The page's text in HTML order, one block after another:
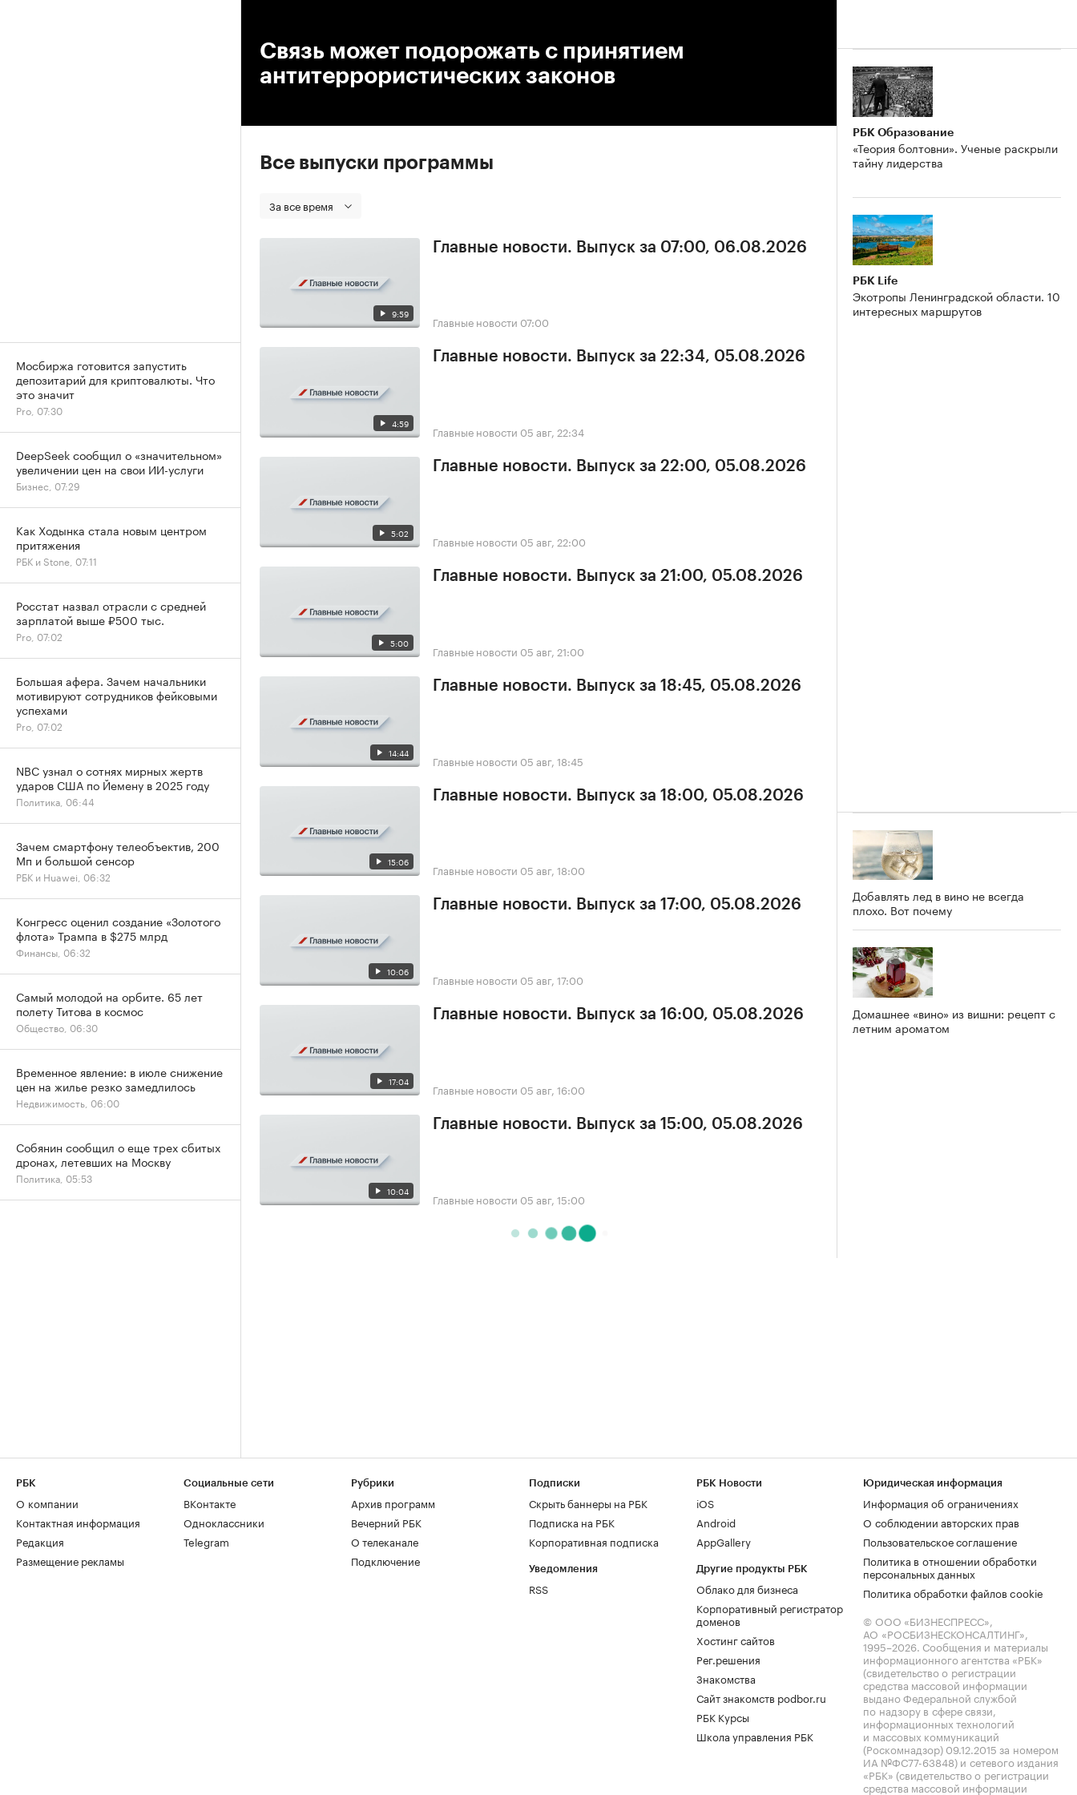
Связь может подорожать с принятием
антитеррористических законов
Все выпуски программы
За все время
9:59
Главные новости. Выпуск за 07:00, 06.08.2026
Главные новости 07:00
4:59
Главные новости. Выпуск за 22:34, 05.08.2026
Главные новости 05 авг, 22:34
5:02
Главные новости. Выпуск за 22:00, 05.08.2026
Главные новости 05 авг, 22:00
5:00
Главные новости. Выпуск за 21:00, 05.08.2026
Главные новости 05 авг, 21:00
14:44
Главные новости. Выпуск за 18:45, 05.08.2026
Главные новости 05 авг, 18:45
15:06
Главные новости. Выпуск за 18:00, 05.08.2026
Главные новости 05 авг, 18:00
10:06
Главные новости. Выпуск за 17:00, 05.08.2026
Главные новости 05 авг, 17:00
17:04
Главные новости. Выпуск за 16:00, 05.08.2026
Главные новости 05 авг, 16:00
10:04
Главные новости. Выпуск за 15:00, 05.08.2026
Главные новости 05 авг, 15:00
РБК Образование
«Теория болтовни». Ученые раскрыли
тайну лидерства
РБК Life
Экотропы Ленинградской области. 10
интересных маршрутов
Добавлять лед в вино не всегда
плохо. Вот почему
Домашнее «вино» из вишни: рецепт с
летним ароматом
Мосбиржа готовится запустить
депозитарий для криптовалюты. Что
это значит
Pro, 07:30
DeepSeek сообщил о «значительном»
увеличении цен на свои ИИ-услуги
Бизнес, 07:29
Как Ходынка стала новым центром
притяжения
РБК и Stone, 07:11
Росстат назвал отрасли с средней
зарплатой выше ₽500 тыс.
Pro, 07:02
Большая афера. Зачем начальники
мотивируют сотрудников фейковыми
успехами
Pro, 07:02
NBC узнал о сотнях мирных жертв
ударов США по Йемену в 2025 году
Политика, 06:44
Зачем смартфону телеобъектив, 200
Мп и большой сенсор
РБК и Huawei, 06:32
Конгресс оценил создание «Золотого
флота» Трампа в $275 млрд
Финансы, 06:32
Самый молодой на орбите. 65 лет
полету Титова в космос
Общество, 06:30
Временное явление: в июле снижение
цен на жилье резко замедлилось
Недвижимость, 06:00
Собянин сообщил о еще трех сбитых
дронах, летевших на Москву
Политика, 05:53
РБК
О компании
Контактная информация
Редакция
Размещение рекламы
Социальные сети
ВКонтакте
Одноклассники
Telegram
Рубрики
Архив программ
Вечерний РБК
О телеканале
Подключение
Подписки
Скрыть баннеры на РБК
Подписка на РБК
Корпоративная подписка
Уведомления
RSS
РБК Новости
iOS
Android
AppGallery
Другие продукты РБК
Облако для бизнеса
Корпоративный регистратор
доменов
Хостинг сайтов
Рег.решения
Знакомства
Сайт знакомств podbor.ru
РБК Курсы
Школа управления РБК
Юридическая информация
Информация об ограничениях
О соблюдении авторских прав
Пользовательское соглашение
Политика в отношении обработки
персональных данных
Политика обработки файлов cookie
© ООО «БИЗНЕСПРЕСС»,
АО «РОСБИЗНЕСКОНСАЛТИНГ»,
1995–2026. Сообщения и материалы
информационного агентства «РБК»
(свидетельство о регистрации
средства массовой информации
выдано Федеральной службой
по надзору в сфере связи,
информационных технологий
и массовых коммуникаций
(Роскомнадзор) 09.12.2015 за номером
ИА №ФС77-63848) и сетевого издания
«РБК» (свидетельство о регистрации
средства массовой информации